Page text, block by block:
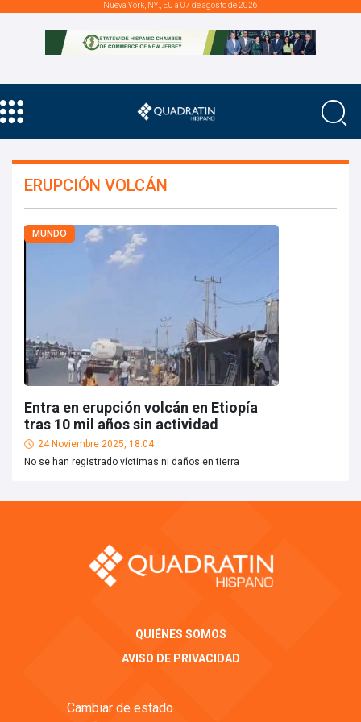
Nueva York, NY., EU a 07 de agosto de 2026
ERUPCIÓN VOLCÁN
MUNDO
Entra en erupción volcán en Etiopía
tras 10 mil años sin actividad
24 Noviembre 2025, 18:04
No se han registrado víctimas ni daños en tierra
QUIÉNES SOMOS
AVISO DE PRIVACIDAD
Cambiar de estado